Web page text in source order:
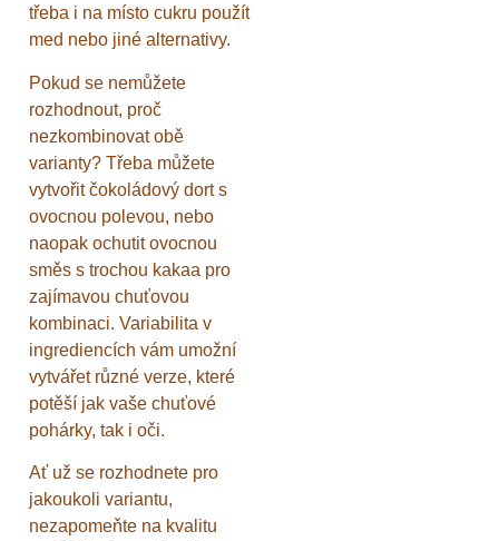
třeba i na místo cukru použít
med nebo jiné alternativy.
Pokud se nemůžete
rozhodnout, proč
nezkombinovat obě
varianty? Třeba můžete
vytvořit čokoládový dort s
ovocnou polevou, nebo
naopak ochutit ovocnou
směs s trochou kakaa pro
zajímavou chuťovou
kombinaci. Variabilita v
ingrediencích vám umožní
vytvářet různé verze, které
potěší jak vaše chuťové
pohárky, tak i oči.
Ať už se rozhodnete pro
jakoukoli variantu,
nezapomeňte na kvalitu